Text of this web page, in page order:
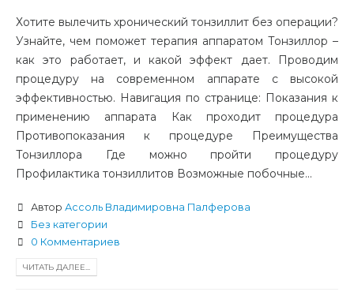
Хотите вылечить хронический тонзиллит без операции?
Узнайте, чем поможет терапия аппаратом Тонзиллор –
как это работает, и какой эффект дает. Проводим
процедуру на современном аппарате с высокой
эффективностью. Навигация по странице: Показания к
применению аппарата Как проходит процедура
Противопоказания к процедуре Преимущества
Тонзиллора Где можно пройти процедуру
Профилактика тонзиллитов Возможные побочные...
Автор Ассоль Владимировна Палферова
Без категории
0 Комментариев
ЧИТАТЬ ДАЛЕЕ...